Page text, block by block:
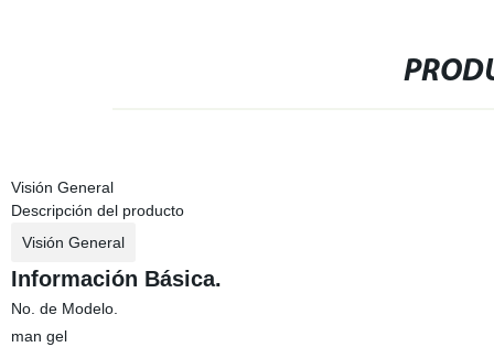
Visión General
Descripción del producto
Visión General
Información Básica.
No. de Modelo.
man gel